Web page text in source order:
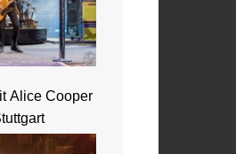
Alice Cooper